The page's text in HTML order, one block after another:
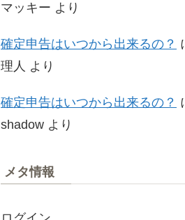
マッキー より
確定申告はいつから出来るの？
理人 より
確定申告はいつから出来るの？
shadow より
メタ情報